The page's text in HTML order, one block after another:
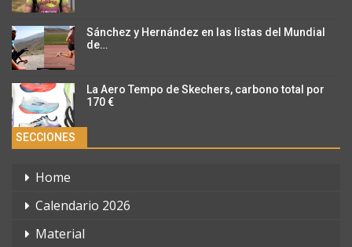
Sánchez y Hernández en las listas del Mundial
de…
La Aero Tempo de Skechers, carbono total por
170 €
SECCIONES
Home
Calendario 2026
Material